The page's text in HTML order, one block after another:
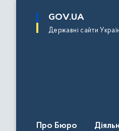
основного
GOV.UA
Державні сайти
Про Бюро